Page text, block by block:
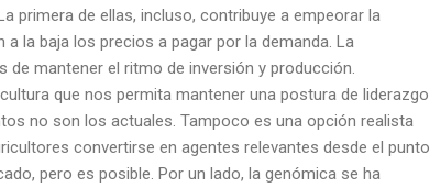
primera de ellas, incluso, contribuye a empeorar la
la baja los precios a pagar por la demanda. La
mantener el ritmo de inversión y producción.
que nos permita mantener una postura de liderazgo
no son los actuales. Tampoco es una opción realista
convertirse en agentes relevantes desde el punto
pero es posible. Por un lado, la genómica se ha